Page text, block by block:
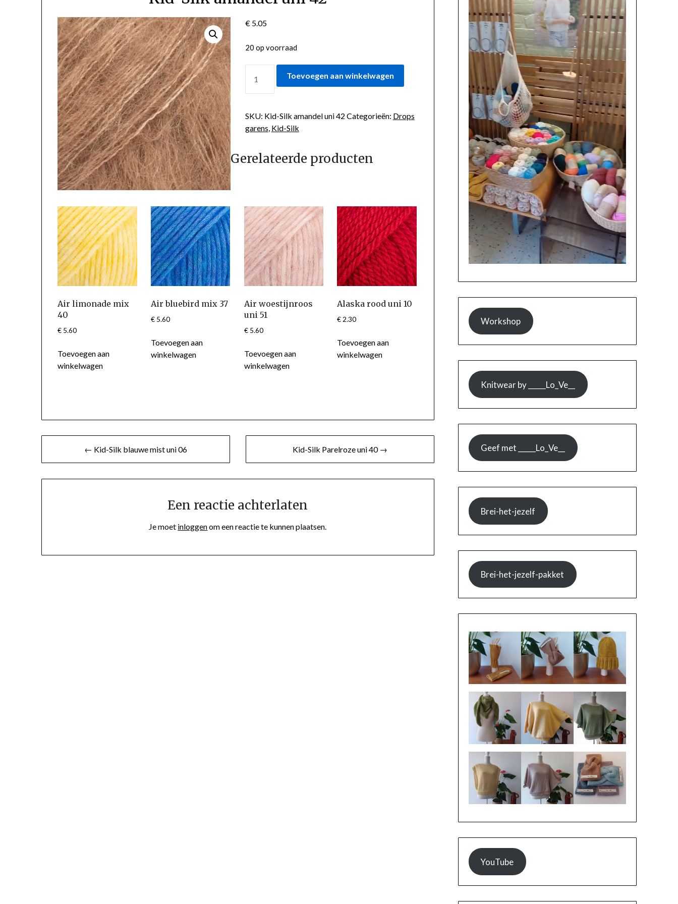
€5.05
20 op voorraad
SILK
AMANDEL
42
AANTAL
Toevoegen aan winkelwagen
SKU: Kid-Silk amandel uni 42 Categorieën: Drops
garens, Kid-Silk
Gerelateerde producten
Air limonade mix
40
€ 5.60
Toevoegen aan
winkelwagen
Air bluebird mix 37
€5.60
Toevoegen aan
winkelwagen
Air woestijnroos
uni 51
€5.60
Toevoegen aan
winkelwagen
Alaska rood uni 10
€ 2.30
Toevoegen aan
winkelwagen
Berichtnavigatie
← Kid-Silk blauwe mist uni 06 Kid-Silk Parelroze uni 40 →
Een reactie achterlaten
Je moet inloggenom een reactie te kunnen plaatsen.
Workshop
Knitwear by _____Lo_Ve__
Geef met _____Lo_Ve__
Brei-het-jezelf
Brei-het-jezelf-pakket
YouTube